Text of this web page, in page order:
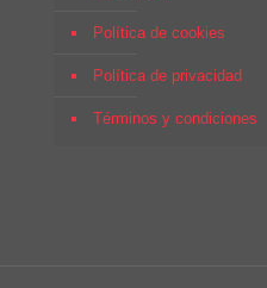
Política de cookies
Política de privacidad
Términos y condiciones